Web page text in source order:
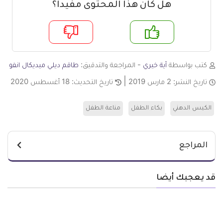
هل كان هذا المحتوى مفيدا؟
لا
كتب بواسطة آية خيري - المراجعة والتدقيق: طاقم ديلي ميديكال انفو
تاريخ النشر: 2 مارس 2019 تاريخ التحديث: 18 أغسطس 2020
الكيس الدهني بكاء الطفل مناعة الطفل
المراجع
قد يعجبك أيضا